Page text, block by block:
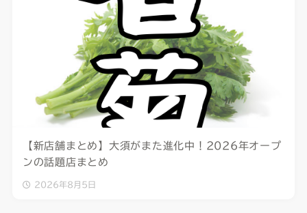
【新店舗まとめ】大須がまた進化中！2026年オープ
ンの話題店まとめ
2026年8月5日